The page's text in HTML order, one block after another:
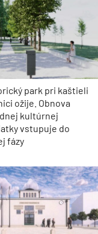
park pri kaštieli
ožije. Obnova
kultúrnej
vstupuje do
fázy